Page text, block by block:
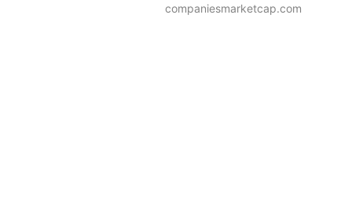
companiesmarketcap.com